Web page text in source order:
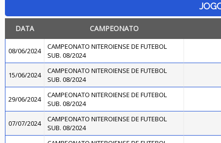
DATA CAMPEONATO
08/06/2024
CAMPEONATO NITEROIENSE DE FUTEBOL
SUB. 08/2024
15/06/2024
CAMPEONATO NITEROIENSE DE FUTEBOL
SUB. 08/2024
29/06/2024
CAMPEONATO NITEROIENSE DE FUTEBOL
SUB. 08/2024
07/07/2024
CAMPEONATO NITEROIENSE DE FUTEBOL
SUB. 08/2024